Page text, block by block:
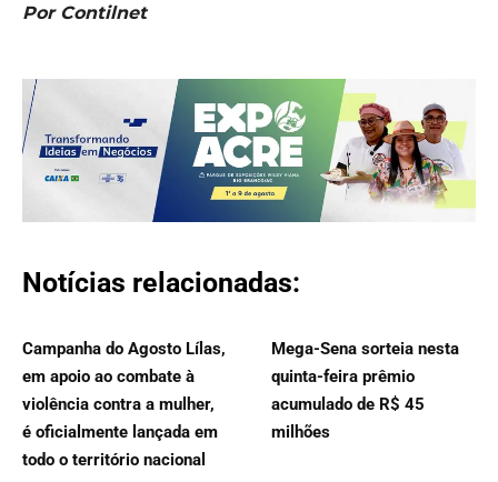
Por Contilnet
Notícias relacionadas:
Campanha do Agosto Lílas,
em apoio ao combate à
violência contra a mulher,
é oficialmente lançada em
todo o território nacional
Mega-Sena sorteia nesta
quinta-feira prêmio
acumulado de R$ 45
milhões